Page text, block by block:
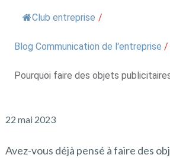
Club entreprise /
Blog Communication de l'entreprise /
Pourquoi faire des objets
22 mai 2023
Avez-vous déjà pensé à faire des